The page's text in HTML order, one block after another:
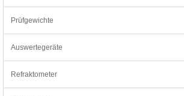
Prüfgewichte
Auswertegeräte
Refraktometer